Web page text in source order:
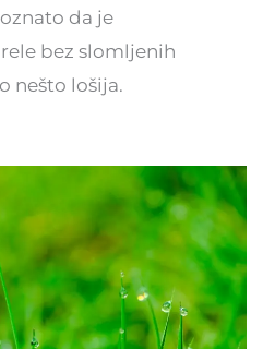
da je
bez slomljenih
nešto lošija.